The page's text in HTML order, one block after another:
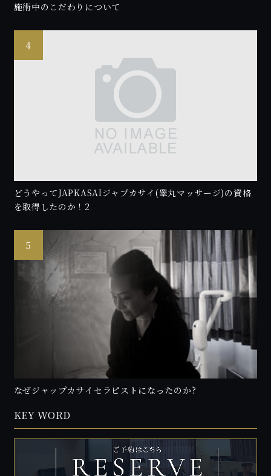
施術中のこだわりについて
どうやってJAPKASAIジャプカサイ(睾丸マッサージ)の資格
を取得したのか！2
なぜジャップカサイセラピストになったのか?
KEY WORD